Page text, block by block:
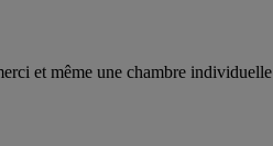
et même une chambre individuelle